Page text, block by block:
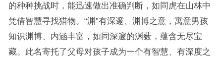
的种种挑战时，能迅速做出准确判断，如同虎在山林中
凭借智慧寻找猎物。“渊”有深邃、渊博之意，寓意男孩
知识渊博、内涵丰富，如同深邃的渊薮，蕴含无尽宝
藏。此名寄托了父母对孩子成为一个有智慧、有深度之